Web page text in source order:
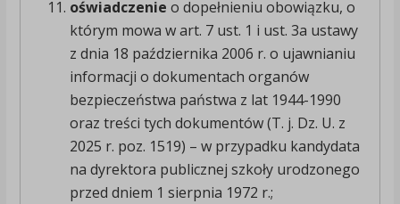
oświadczenie o dopełnieniu obowiązku, o
którym mowa w art. 7 ust. 1 i ust. 3a ustawy
z dnia 18 października 2006 r. o ujawnianiu
informacji o dokumentach organów
bezpieczeństwa państwa z lat 1944-1990
oraz treści tych dokumentów (T. j. Dz. U. z
2025 r. poz. 1519) – w przypadku kandydata
na dyrektora publicznej szkoły urodzonego
przed dniem 1 sierpnia 1972 r.;